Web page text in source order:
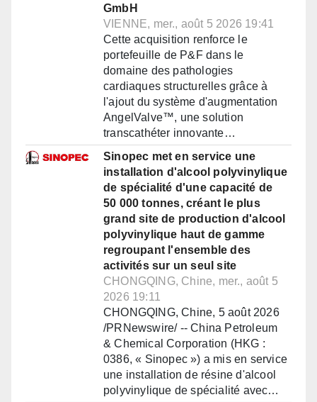
GmbH
VIENNE, mer., août 5 2026 19:41
Cette acquisition renforce le
portefeuille de P&F dans le
domaine des pathologies
cardiaques structurelles grâce à
l'ajout du système d'augmentation
AngelValve™, une solution
transcathéter innovante…
Sinopec met en service une
installation d'alcool polyvinylique
de spécialité d'une capacité de
50 000 tonnes, créant le plus
grand site de production d'alcool
polyvinylique haut de gamme
regroupant l'ensemble des
activités sur un seul site
CHONGQING, Chine, mer., août 5
2026 19:11
CHONGQING, Chine, 5 août 2026
/PRNewswire/ -- China Petroleum
& Chemical Corporation (HKG :
0386, « Sinopec ») a mis en service
une installation de résine d'alcool
polyvinylique de spécialité avec…